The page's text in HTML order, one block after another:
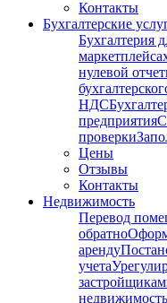
Контакты
Бухгалтерские
Бухгалтерия
нулевой
НДС
предприятия
проверки
Цены
Отзывы
Контакты
Недвижимость
Перевод
обратно
аренду
учета